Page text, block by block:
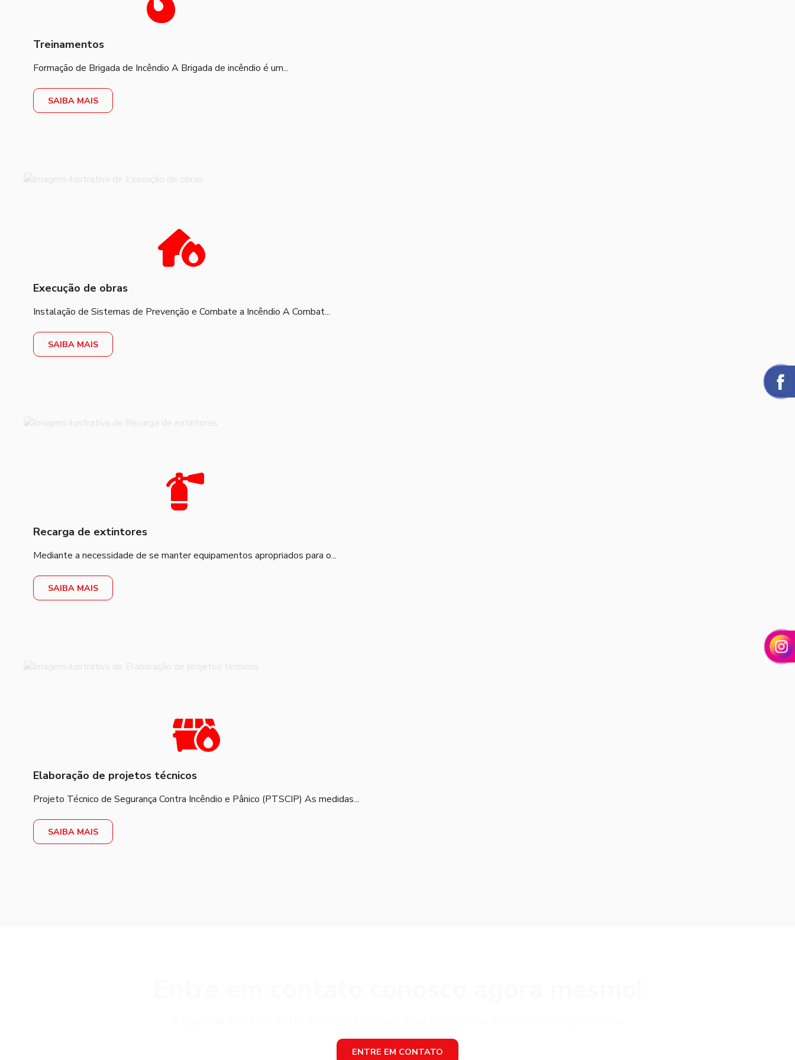
Treinamentos
Formação de Brigada de Incêndio A Brigada de incêndio é um...
SAIBA MAIS
Execução de obras
Instalação de Sistemas de Prevenção e Combate a Incêndio A Combat...
SAIBA MAIS
Recarga de extintores
Mediante a necessidade de se manter equipamentos apropriados para o...
SAIBA MAIS
Elaboração de projetos técnicos
Projeto Técnico de Segurança Contra Incêndio e Pânico (PTSCIP) As medidas...
SAIBA MAIS
ENTRE EM CONTATO